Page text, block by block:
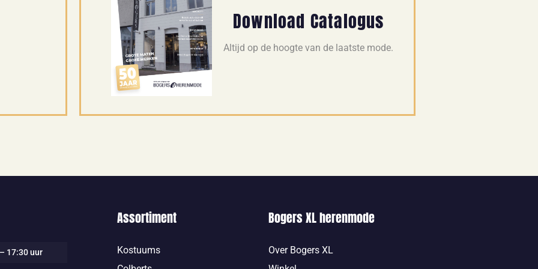
Download Catalogus
Altijd op de hoogte van de laatste mode.
17:30 uur
Assortiment
Kostuums
Bogers XL herenmode
Over Bogers XL